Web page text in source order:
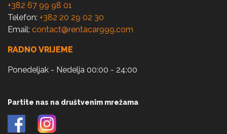
+382 67 99 98 01
Telefon: +382 20 29 02 30
Email: contact@rentacar999.com
RADNO VRIJEME
Ponedeljak - Nedelja 00:00 - 24:00
Partite nas na društvenim mrežama